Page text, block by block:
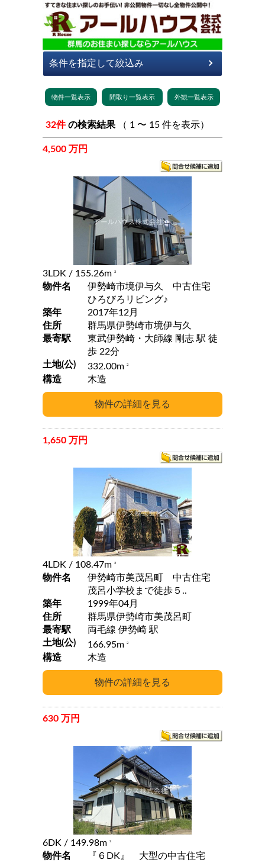
32件 の検索結果 （ 1 〜 15 件を表示）
4,500 万円
3LDK / 155.26m 2
物件名
伊勢崎市境伊与久 中古住宅
ひろびろリビング♪
築年
2017年12月
住所
群馬県伊勢崎市境伊与久
最寄駅
東武伊勢崎・大師線 剛志 駅 徒
歩 22分
土地(公)
332.00m 2
構造 木造
1,650 万円
4LDK / 108.47m 2
物件名
伊勢崎市美茂呂町 中古住宅
茂呂小学校まで徒歩５..
築年
1999年04月
住所
群馬県伊勢崎市美茂呂町
最寄駅
両毛線 伊勢崎 駅
土地(公)
166.95m 2
構造 木造
630 万円
6DK / 149.98m 2
物件名
『６DK』 大型の中古住宅